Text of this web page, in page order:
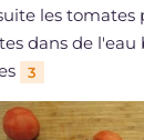
les tomates
dans de l'eau
3